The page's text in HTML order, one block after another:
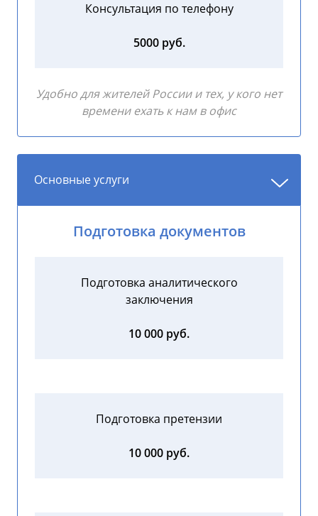
Консультация по телефону
5000 руб.
Удобно для жителей России и тех, у кого нет
времени ехать к нам в офис
Основные услуги
Подготовка документов
Подготовка аналитического
заключения
10 000 руб.
Подготовка претензии
10 000 руб.